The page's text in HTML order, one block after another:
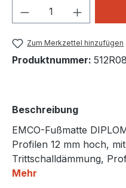
Produkt Anzahl:
Zum Merkzettel hinzufügen
Produktnummer:
Beschreibung
EMCO-Fußmatte
Profilen 12 mm hoch,
Trittschalldämmung,
Mehr